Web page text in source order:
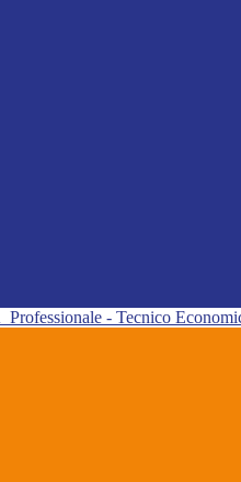
Professionale - Tecnico